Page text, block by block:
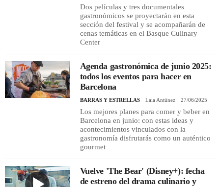
Dos películas y tres documentales
gastronómicos se proyectarán en esta
sección del festival y se acompañarán de
cenas temáticas en el Basque Culinary
Center
Agenda gastronómica de junio 2025:
todos los eventos para hacer en
Barcelona
BARRAS Y ESTRELLAS Laia Antúnez 27/06/2025
Los mejores planes para comer y beber en
Barcelona en junio: con estas ideas y
acontecimientos vinculados con la
gastronomía disfrutarás como un auténtico
gourmet
Vuelve 'The Bear' (Disney+): fecha
de estreno del drama culinario y